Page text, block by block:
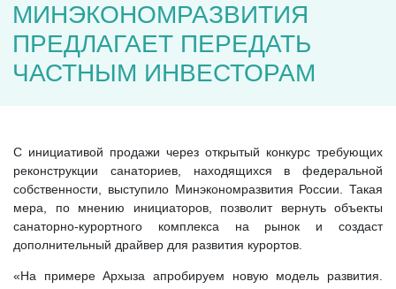
МИНЭКОНОМРАЗВИТИЯ
ПРЕДЛАГАЕТ ПЕРЕДАТЬ
ЧАСТНЫМ ИНВЕСТОРАМ
С инициативой продажи через открытый конкурс требующих
реконструкции санаториев, находящихся в федеральной
собственности, выступило Минэкономразвития России. Такая
мера, по мнению инициаторов, позволит вернуть объекты
санаторно-курортного комплекса на рынок и создаст
дополнительный драйвер для развития курортов.
«На примере Архыза апробируем новую модель развития.